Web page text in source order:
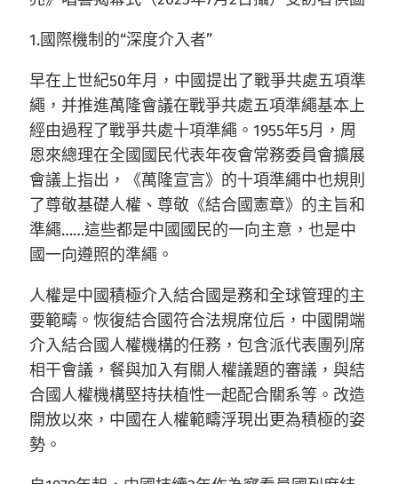
1.國際機制的“深度介入者”
早在上世紀50年月，中國提出了戰爭共處五項準
繩，并推進萬隆會議在戰爭共處五項準繩基本上
經由過程了戰爭共處十項準繩。1955年5月，周
恩來總理在全國國民代表年夜會常務委員會擴展
會議上指出，《萬隆宣言》的十項準繩中也規則
了尊敬基礎人權、尊敬《結合國憲章》的主旨和
準繩……這些都是中國國民的一向主意，也是中
國一向遵照的準繩。
人權是中國積極介入結合國是務和全球管理的主
要範疇。恢復結合國符合法規席位后，中國開端
介入結合國人權機構的任務，包含派代表團列席
相干會議，餐與加入有關人權議題的審議，與結
合國人權機構堅持扶植性一起配合關系等。改造
開放以來，中國在人權範疇浮現出更為積極的姿
勢。